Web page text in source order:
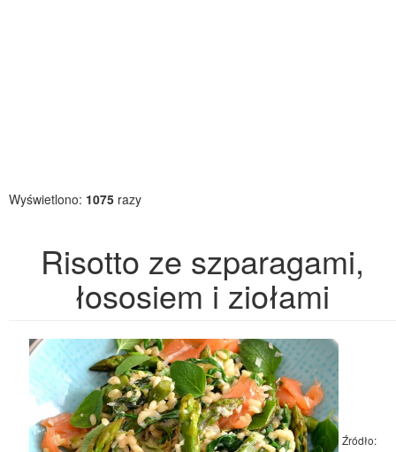
Wyświetlono: 1075 razy
Risotto ze szparagami,
łososiem i ziołami
Źródło: